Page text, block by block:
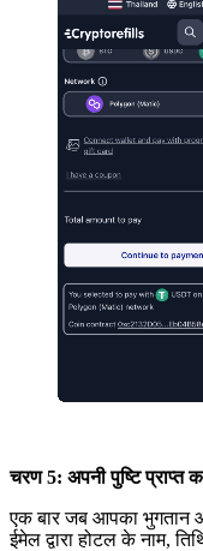
चरण 5: अपनी पुष्टि प्राप्त
एक बार जब आपका भुगतान
ईमेल द्वारा होटल के नाम,